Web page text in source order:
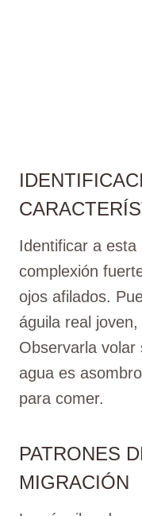
Identificar a esta
complexión
ojos afilados.
águila real
Observarla volar
agua es
para comer.
PATRONES
MIGRACIÓN